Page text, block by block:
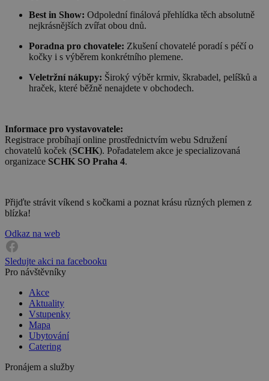
Best in Show: Odpolední finálová přehlídka těch absolutně
nejkrásnějších zvířat obou dnů.
Poradna pro chovatele: Zkušení chovatelé poradí s péčí o
kočky i s výběrem konkrétního plemene.
Veletržní nákupy: Široký výběr krmiv, škrabadel, pelíšků a
hraček, které běžně nenajdete v obchodech.
Informace pro vystavovatele:
Registrace probíhají online prostřednictvím webu Sdružení
chovatelů koček (SCHK). Pořadatelem akce je specializovaná
organizace SCHK SO Praha 4.
Přijďte strávit víkend s kočkami a poznat krásu různých plemen z
blízka!
Odkaz na web
Sledujte akci na facebooku
Pro návštěvníky
Akce
Aktuality
Vstupenky
Mapa
Ubytování
Catering
Pronájem a služby